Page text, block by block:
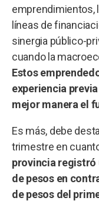
emprendimientos,
líneas de
sinergia público-
cuando la
Estos
experiencia
mejor manera el
Es más, debe
trimestre en
provincia registró
de pesos en
de pesos del